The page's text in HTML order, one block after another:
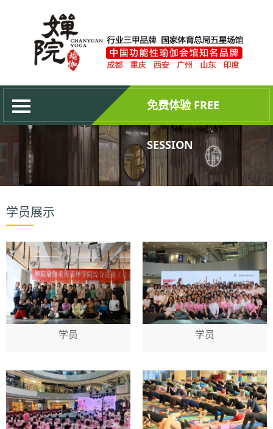
关于婵院
最新动态
培训中心
成为会员
权威证书
联系我们
免费体验 FREE
SESSION
学员展示
学员 学员